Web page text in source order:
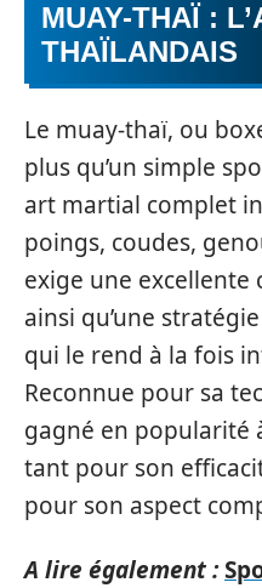
MUAY-THAÏ :
THAÏLANDAIS
Le muay-thaï, ou
plus qu’un simple
art martial complet
poings, coudes,
exige une
ainsi qu’une
qui le rend à la fois
Reconnue pour sa
gagné en popularité
tant pour son
pour son aspect
A lire également :